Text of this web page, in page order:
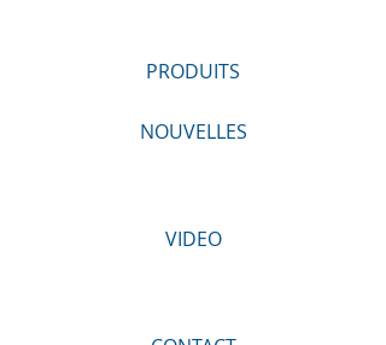
PRODUITS
NOUVELLES
VIDEO